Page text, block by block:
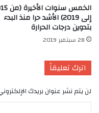
الخمس
إلى 2019) الأشد حرا منذ البدء
بتدوين درجات الحرارة
28 سبتمبر 2019
اترك تعليقاً
لن يتم نشر عنوان بريدك